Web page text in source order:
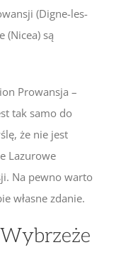
(Digne-les-
(Nicea) są
Prowansja –
tak samo do
że nie jest
Lazurowe
Na pewno warto
własne zdanie.